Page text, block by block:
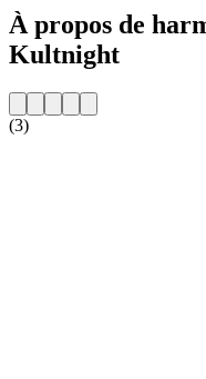
À propos de
Kultnight
(3)